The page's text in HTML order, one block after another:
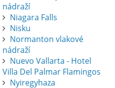
nádraží
Niagara Falls
Nisku
Normanton vlakové
nádraží
Nuevo Vallarta - Hotel
Villa Del Palmar Flamingos
Nyiregyhaza